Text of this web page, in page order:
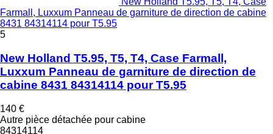
Farmall, Luxxum Panneau de garniture de direction de cabine
8431 84314114 pour T5.95
5
New Holland T5.95, T5, T4, Case Farmall,
Luxxum Panneau de garniture de direction de
cabine 8431 84314114 pour T5.95
140 €
Autre pièce détachée pour cabine
84314114